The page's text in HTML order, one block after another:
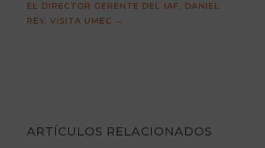
EL DIRECTOR GERENTE DEL IAF, DANIEL
REY, VISITA UMEC →
ARTÍCULOS RELACIONADOS